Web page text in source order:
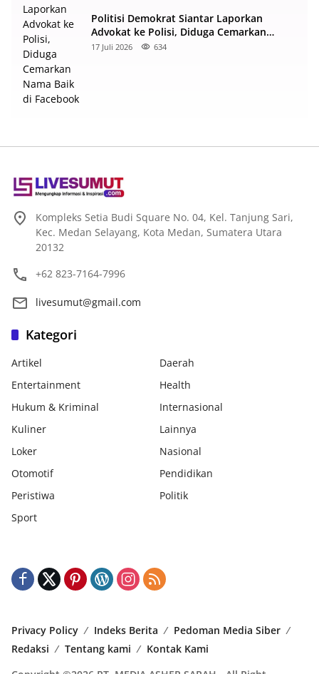
Politisi Demokrat Siantar Laporkan
Advokat ke Polisi, Diduga Cemarkan
Nama Baik di Facebook
17 Juli 2026 634
Kompleks Setia Budi Square No. 04, Kel. Tanjung Sari,
Kec. Medan Selayang, Kota Medan, Sumatera Utara
20132
+62 823-7164-7996
livesumut@gmail.com
Kategori
Artikel
Daerah
Entertainment
Health
Hukum & Kriminal
Internasional
Kuliner
Lainnya
Loker
Nasional
Otomotif
Pendidikan
Peristiwa
Politik
Sport
Privacy Policy Indeks Berita
Pedoman Media Siber
Redaksi
Tentang kami
Kontak Kami